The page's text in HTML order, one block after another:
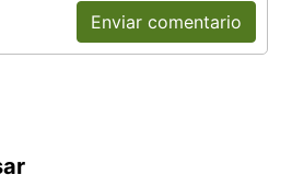
Enviar comentario